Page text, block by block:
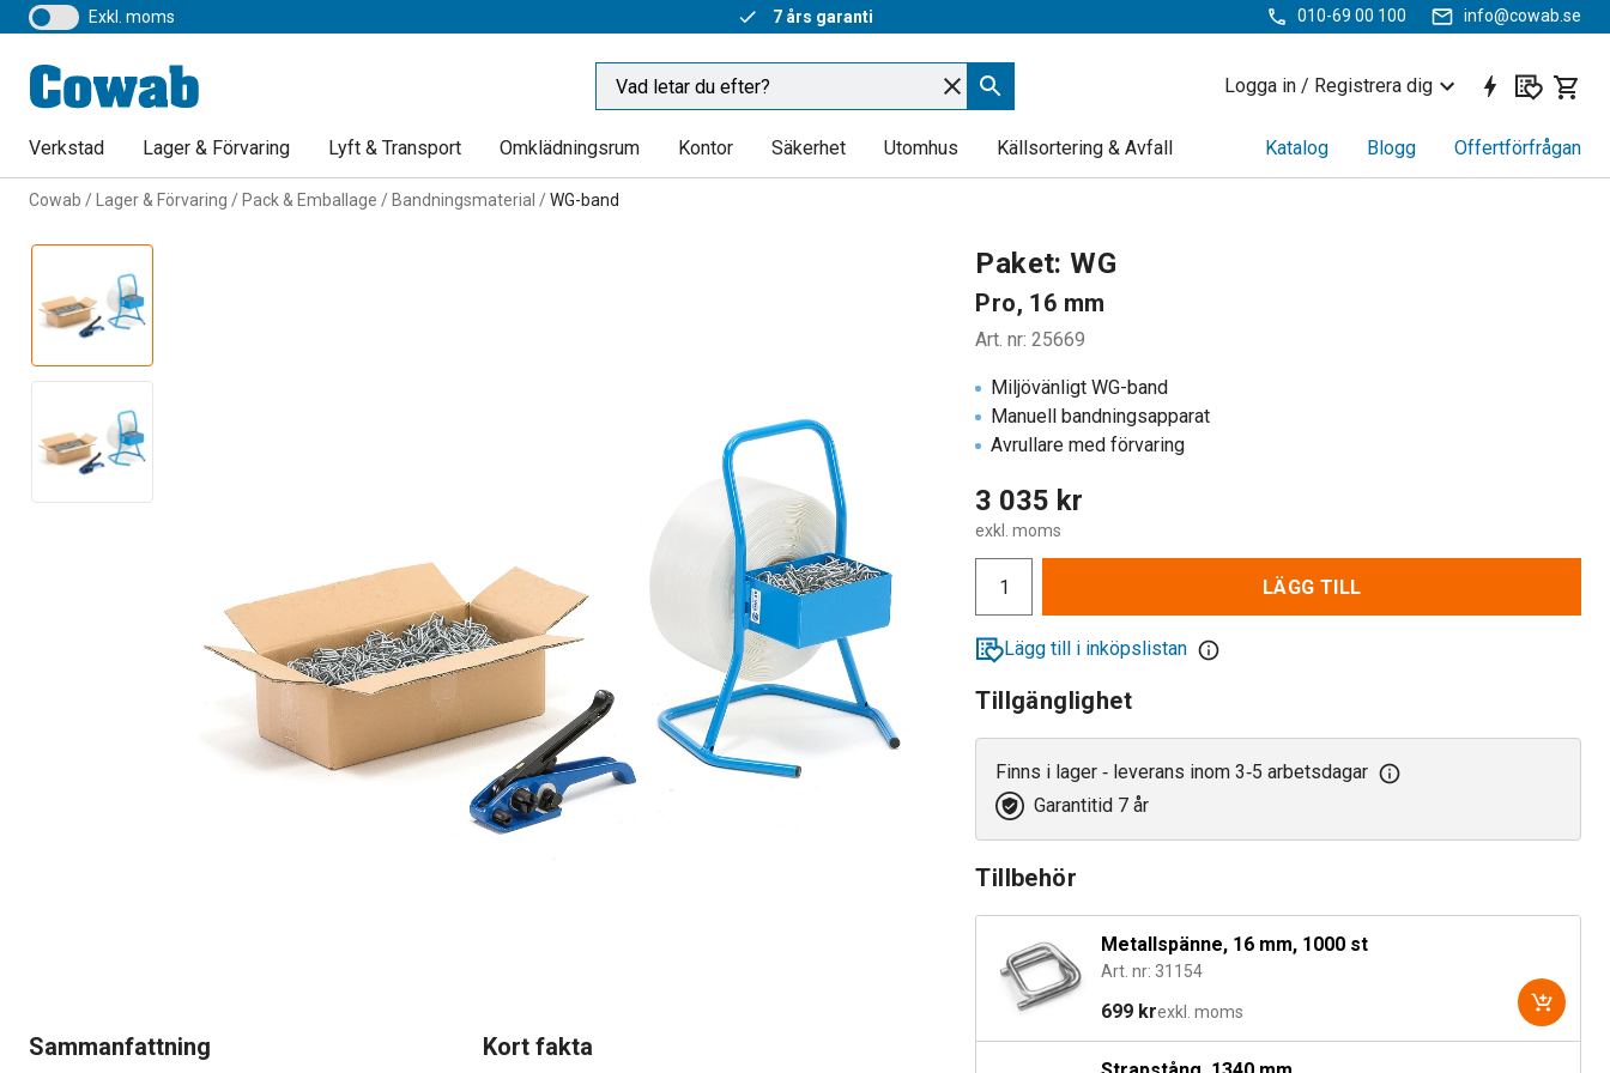
exkl. moms 7 års garanti 010-69 00 100 info@cowab.se
Logga in / Registrera dig
Verkstad Lager & Förvaring Lyft & Transport Omklädningsrum Kontor Säkerhet Utomhus Källsortering & Avfall Katalog Blogg Offertförfrågan
Cowab Lager & Förvaring Pack & Emballage Bandningsmaterial WG-band
Sammanfattning Kort fakta
Paket: WG
Pro, 16 mm
Art. nr:25669
Miljövänligt WG-band
Manuell bandningsapparat
Avrullare med förvaring
3 035 kr
exkl. moms
LÄGG TILL
Lägg till i inköpslistan
Tillgänglighet
Finns i lager‑ leverans inom 3‑5 arbetsdagar
Garantitid 7 år
Tillbehör
Metallspänne, 16 mm, 1000 st
Art. nr: 31154
699 krexkl. moms